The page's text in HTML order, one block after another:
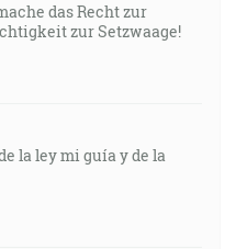
das Recht zur
zur Setzwaage!
la ley mi guía y de la